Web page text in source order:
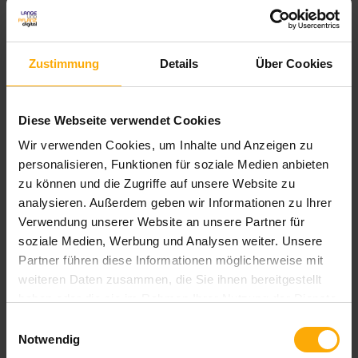
Zustimmung Details Über Cookies
Diese Webseite verwendet Cookies
Wir verwenden Cookies, um Inhalte und Anzeigen zu
personalisieren, Funktionen für soziale Medien anbieten
zu können und die Zugriffe auf unsere Website zu
analysieren. Außerdem geben wir Informationen zu Ihrer
Verwendung unserer Website an unsere Partner für
soziale Medien, Werbung und Analysen weiter. Unsere
Partner führen diese Informationen möglicherweise mit
weiteren Daten zusammen, die Sie ihnen bereitgestellt
Notwendig
Inbound Marketing Blog
Mit diesem Blog informieren wir Sie über Neuigkeiten in den
Marketing. Außerdem erhalten Sie Tipps und Anregungen für
Als HubSpot Partner werden wir auch über Updates und
Verbesserungen der All-in-one Marketingplattform HubSpot
auf Deutsch informieren.